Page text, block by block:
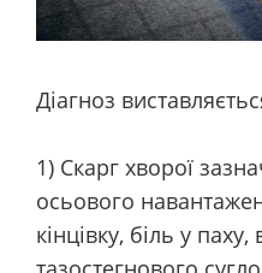
Діагноз
1) Скарг хворої
осьового
кінцівку, біль у паху,